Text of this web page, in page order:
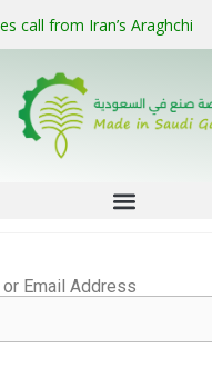
call from Iran’s Araghchi
Email Address